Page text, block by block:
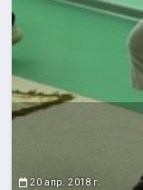
20 апр. 2018 г.